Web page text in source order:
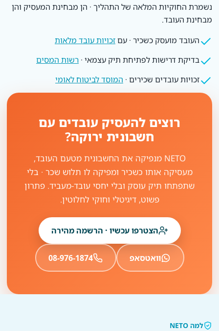
נשמרת החוקיות המלאה של התהליך · הן מבחינת המעסיק והן
מבחינת העובד.
העובד מועסק כשכיר · עםזכויות עובד מלאות
בדיקת דרישות לפתיחת תיק עצמאי · רשות המסים
זכויות עובדים שכירים · המוסד לביטוח לאומי
רוצים להעסיק עובדים עם
חשבונית ירוקה?
NETO מנפיקה את החשבונית מטעם העובד,
מעסיקה אותו כשכיר ומפיקה לו תלוש שכר · בלי
שתפתחו תיק עוסק ובלי יחסי עובד-מעביד. פתרון
פשוט, דיגיטלי וחוקי לחלוטין.
הצטרפו עכשיו · הרשמה מהירה
וואטסאפ 08-976-1874
למה NETO